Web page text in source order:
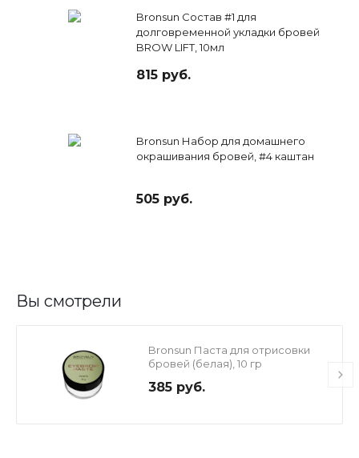
Bronsun Состав #1 для
долговременной укладки бровей
BROW LIFT, 10мл
815 руб.
Bronsun Набор для домашнего
окрашивания бровей, #4 каштан
505 руб.
Вы смотрели
Bronsun Паста для отрисовки
бровей (белая), 10 гр
385 руб.